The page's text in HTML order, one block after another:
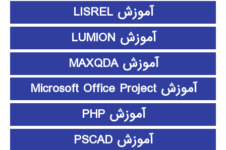
آموزش LISREL
آموزش LUMION
آموزش MAXQDA
آموزش Microsoft Office Project
آموزش PHP
آموزش PSCAD